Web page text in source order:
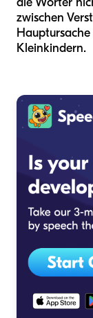
zwischen
Kleinkindern.